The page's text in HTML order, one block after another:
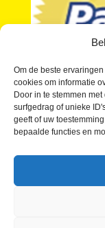
Om de beste
cookies om informatie
Door in te stemmen
surfgedrag of unieke
geeft of uw
bepaalde functies en
Wat
Buttons
Waar kan